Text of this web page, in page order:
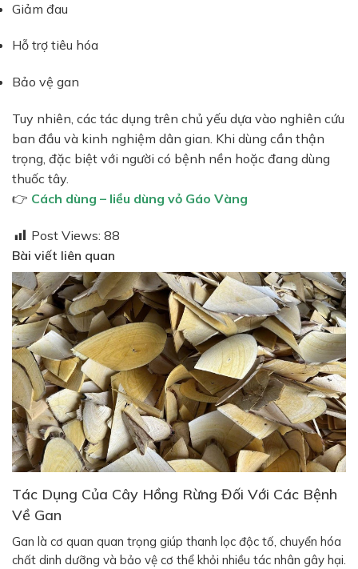
Giảm đau
Hỗ trợ tiêu hóa
Bảo vệ gan
Tuy nhiên, các tác dụng trên chủ yếu dựa vào nghiên cứu
ban đầu và kinh nghiệm dân gian. Khi dùng cần thận
trọng, đặc biệt với người có bệnh nền hoặc đang dùng
thuốc tây.
👉 Cách dùng – liều dùng vỏ Gáo Vàng
Post Views: 88
Bài viết liên quan
Tác Dụng Của Cây Hồng Rừng Đối Với Các Bệnh
Về Gan
Gan là cơ quan quan trọng giúp thanh lọc độc tố, chuyển hóa
chất dinh dưỡng và bảo vệ cơ thể khỏi nhiều tác nhân gây hại.